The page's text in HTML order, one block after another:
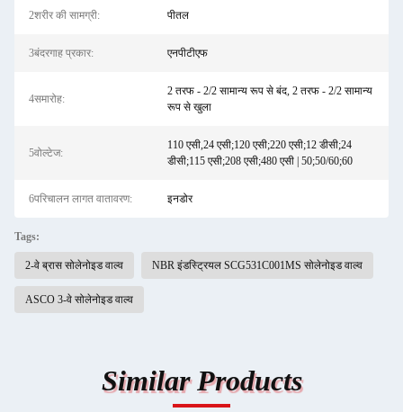
2शरीर की सामग्री: पीतल
3बंदरगाह प्रकार: एनपीटीएफ
4समारोह:
2 तरफ - 2/2 सामान्य रूप से बंद, 2 तरफ - 2/2 सामान्य
रूप से खुला
5वोल्टेज:
110 एसी,24 एसी;120 एसी;220 एसी;12 डीसी;24
डीसी;115 एसी;208 एसी;480 एसी | 50;50/60;60
6परिचालन लागत वातावरण: इनडोर
Tags:
2-वे ब्रास सोलेनोइड वाल्व NBR इंडस्ट्रियल SCG531C001MS सोलेनोइड वाल्व
ASCO 3-वे सोलेनोइड वाल्व
Similar Products